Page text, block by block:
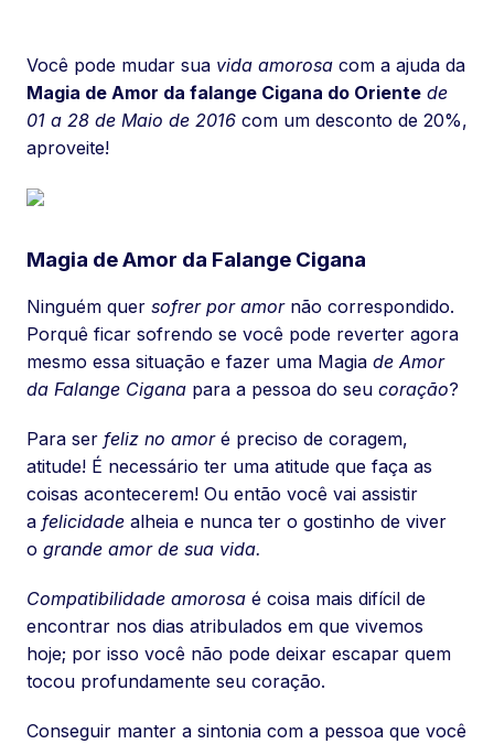
Você pode mudar sua vida amorosa com a ajuda da
Magia de Amor da falange Cigana do Oriente de
01 a 28 de Maio de 2016 com um desconto de 20%,
aproveite!
Magia de Amor da Falange Cigana
Ninguém quer sofrer por amornão correspondido.
Porquê ficar sofrendo se você pode reverter agora
mesmo essa situação e fazer uma Magia de Amor
da Falange Cigana para a pessoa do seu coração?
Para ser feliz no amoré preciso de coragem,
atitude! É necessário ter uma atitude que faça as
coisas acontecerem! Ou então você vai assistir
a felicidade alheia e nunca ter o gostinho de viver
o grande amor de sua vida.
Compatibilidade amorosa é coisa mais difícil de
encontrar nos dias atribulados em que vivemos
hoje; por isso você não pode deixar escapar quem
tocou profundamente seu coração.
Conseguir manter a sintonia com a pessoa que você